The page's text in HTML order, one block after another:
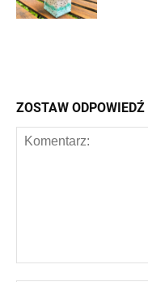
ZOSTAW ODPOWIEDŹ